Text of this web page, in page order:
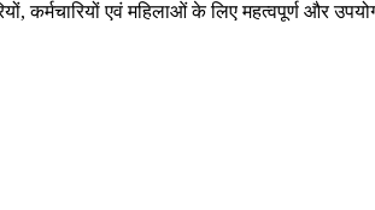
कर्मचारियों एवं महिलाओं के लिए महत्वपूर्ण और